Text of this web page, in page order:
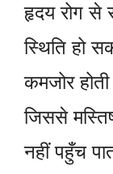
हृदय रोग से
स्थिति हो
कमजोर
जिससे
नहीं पहुँच